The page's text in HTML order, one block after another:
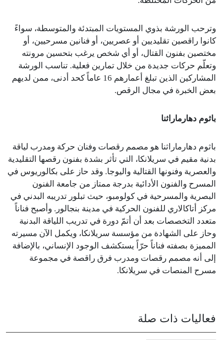
وترحب الورشة بذوي المستويات المبتدئة والمتوسطة، سواءً
كانوا راقصين تقليديين أو عصريين، أو فنانين مسرحيين، أو
مختصين بفنون القتال، أو أي شخص يرغب بتحسين مرونته
وتعلّم حركات جديدة من خلال تمارين فعلية. تناسب الورشة
المشاركين الذين تبلغ أعمارهم 16 عاماً كحد أدنى، ممن لديهم
بعض الخبرة في مجال الرقص.
باثوم دهارماراثنا
باثوم دهارماراثنا هو مصمم رقصات وفنان حركة ومدرب لياقة
بدنية مقيم في سريلانكا، التي تأثر بشدة بفنون رقصها التقليدية
والعصرية وفنونها القتالية واليوجا. وقد حاز على بكالوريوس في
المسرح والفنون الأدائية بدرجة ممتاز من جامعة الفنون
البصرية والمسرحية في كولومبو، حيث تبلور تدريبه البدني في
مركز أتاكالاري للفنون الحركية في مدينة بنجالور. وأصبح فناناً
متعدد التخصصات بعد أن أتمّ دورة في تدريب اللياقة البدنية
وحاز على الشهادة من مؤسسة سريلانكا، ويكمل الآن مسيرته
المميزة بصفته فناناً حرّاً يستكشف الوجود الإنساني، بالإضافة
إلى أنه مصمم رقصات ومدرب فرق راقصة في مجموعة
مسرح المنصات في سريلانكا.
فعاليات ذات صلة